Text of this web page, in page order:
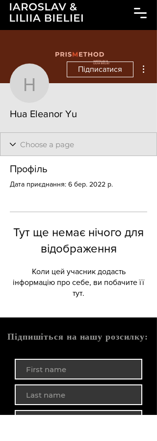
Hua Eleanor Yu
Підписатися
Hua Eleanor Yu
Профіль
Дата приєднання: 6 бер. 2022 р.
Тут ще немає нічого для
відображення
Коли цей учасник додасть
інформацію про себе, ви побачите її
тут.
Підпишіться на нашу розсилку: